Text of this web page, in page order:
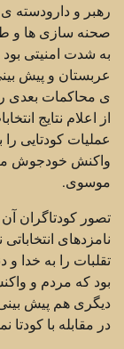
رهبر و دارودسته
صحنه سازی ها و
به شدت امنیتی
عربستان و پیش
ی محاکمات بعدی
از اعلام نتایج
عملیات کودتایی را
واکنش خودجوش
موسوی.
تصور کودتاگران
نامزدهای
تقلبات را به خدا و
بود که مردم و
دیگری هم پیش
در مقابله با کودتا